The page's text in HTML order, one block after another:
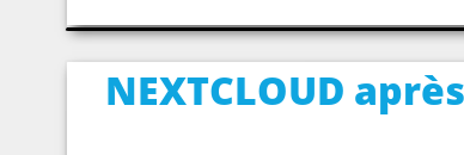
NEXTCLOUD